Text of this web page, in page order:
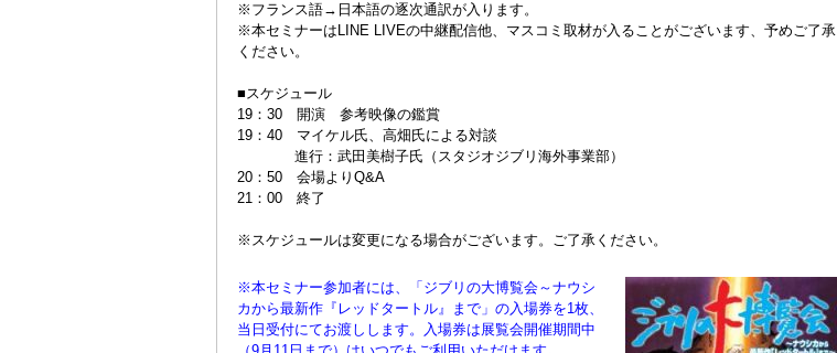
※フランス語→日本語の逐次通訳が入ります。
※本セミナーはLINE LIVEの中継配信他、マスコミ取材が入ることがございます、予めご了承
ください。
■スケジュール
19：30 開演 参考映像の鑑賞
19：40 マイケル氏、高畑氏による対談
進行：武田美樹子氏（スタジオジブリ海外事業部）
20：50 会場よりQ&A
21：00 終了
※スケジュールは変更になる場合がございます。ご了承ください。
※本セミナー参加者には、「ジブリの大博覧会～ナウシ
カから最新作『レッドタートル』まで」の入場券を1枚、
当日受付にてお渡しします。入場券は展覧会開催期間中